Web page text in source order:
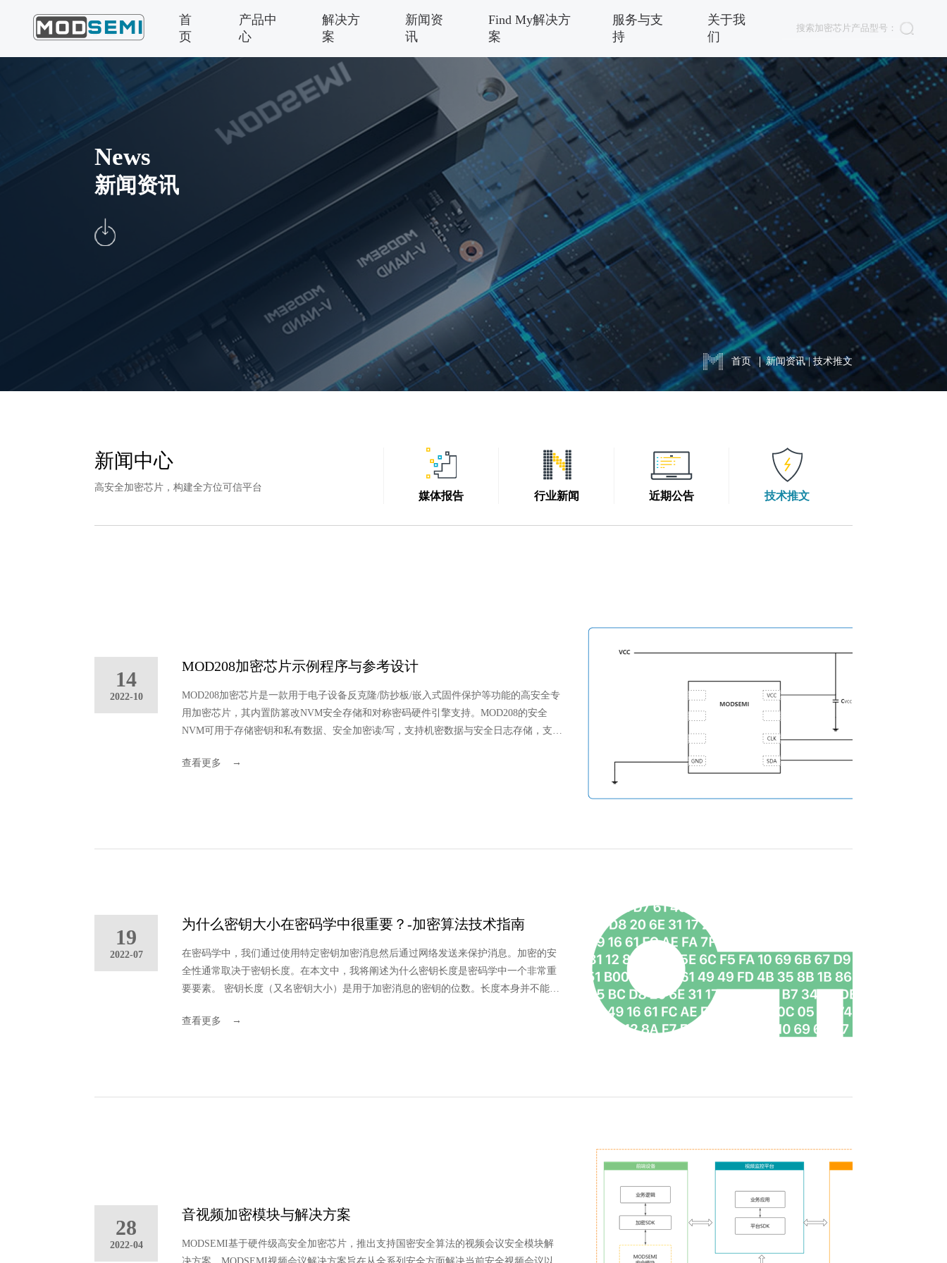
首
页
产品中
心
解决方
案
新闻资
讯
Find My解决方
案
服务与支
持
关于我
们
News
新闻资讯
首页 新闻资讯|技术推文
新闻中心
高安全加密芯片，构建全方位可信平台
媒体报告 行业新闻 近期公告 技术推文
14
2022-10
MOD208加密芯片示例程序与参考设计
MOD208加密芯片是一款用于电子设备反克隆/防抄板/嵌入式固件保护等功能的高安全专
用加密芯片，其内置防篡改NVM安全存储和对称密码硬件引擎支持。MOD208的安全
NVM可用于存储密钥和私有数据、安全加密读/写，支持机密数据与安全日志存储，支持
查看更多
→
19
2022-07
为什么密钥大小在密码学中很重要？-加密算法技术指南
在密码学中，我们通过使用特定密钥加密消息然后通过网络发送来保护消息。加密的安
全性通常取决于密钥长度。在本文中，我将阐述为什么密钥长度是密码学中一个非常重
要要素。 密钥长度（又名密钥大小）是用于加密消息的密钥的位数。长度本身并不能衡
用对称或非对称两种算法让我们根据它们在这两种算法上的使用来划分我们的密钥大小
查看更多 →
28
2022-04
音视频加密模块与解决方案
MODSEMI基于硬件级高安全加密芯片，推出支持国密安全算法的视频会议安全模块解